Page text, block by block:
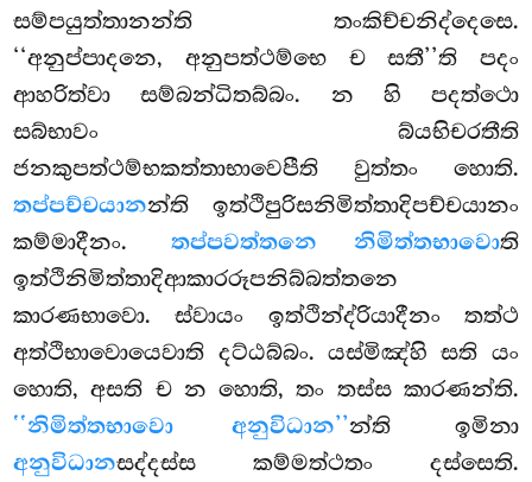
සම්පයුත්තානන්ති තංකිච්චනිද්දෙසෙ.
‘‘අනුප්පාදනෙ, අනුපත්ථම්භෙ ච සතී’’ති පදං
ආහරිත්වා සම්බන්ධිතබ්බං. න හි පදත්ථො
සබ්භාවං බ්යභිචරතීති
ජනකුපත්ථම්භකත්තාභාවෙපීති වුත්තං හොති.
තප්පච්චයානන්ති ඉත්ථිපුරිසනිමිත්තාදිපච්චයානං
කම්මාදීනං. තප්පවත්තනෙ නිමිත්තභාවොති
ඉත්ථිනිමිත්තාදිආකාරරූපනිබ්බත්තනෙ
කාරණභාවො. ස්වායං ඉත්ථින්ද්රියාදීනං තත්ථ
අත්ථිභාවොයෙවාති දට්ඨබ්බං. යස්මිඤ්හි සති යං
හොති, අසති ච න හොති, තං තස්ස කාරණන්ති.
‘‘නිමිත්තභාවො අනුවිධාන’’න්ති ඉමිනා
අනුවිධානසද්දස්ස කම්මත්ථතං දස්සෙති.